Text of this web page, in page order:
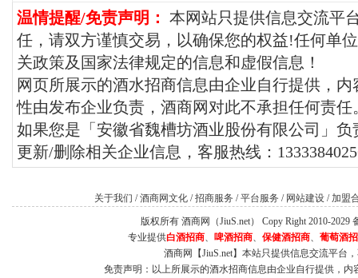
温情提醒/免责声明： 本网站只提供信息交流平
任，请双方谨慎交易，以确保您的权益!任何单
关政策及国家法律规定的信息和虚假信息！
网页所展示的酒水招商信息由企业自行提供，
性由发布企业负责，酒商网对此不承担任何责任
如果您是「安徽省魏槽坊酒业股份有限公司」
更新/删除相关企业信息，客服热线：
关于我们 /酒商网文化 /招商服务 /平台服务 / 网站建设 /加盟
版权所有 酒商网（JiuS.net） Copy Right 2010-2029
专业提供白酒招商、 啤酒招商、 保健酒招商、 葡萄酒
酒商网【JiuS.net】本站只提供信息交流平台
免责声明：以上所展示的酒水招商信息由企业自行提供，